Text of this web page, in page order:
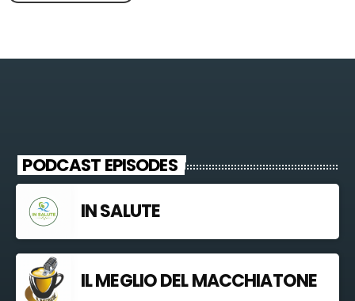
PODCAST EPISODES
IN SALUTE
IL MEGLIO DEL MACCHIATONE